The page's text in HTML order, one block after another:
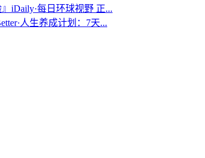
iDaily·每日环球视野 正...
人生养成计划：7天...